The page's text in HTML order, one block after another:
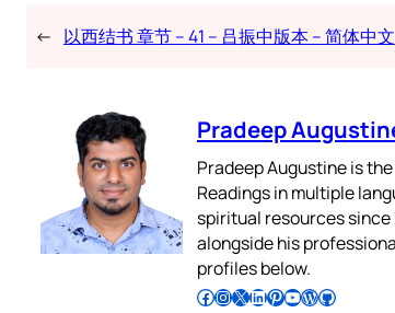
← 以西结书 章节 – 41 – 吕振中版本 – 简体中文
Pradeep
Pradeep Augustine is
Readings in multiple
spiritual resources since
alongside his
profiles below.
Follow Pradeep on Facebook Follow Pradeep on InstagramFollow Pradeep on X Follow Pradeep on LinkedIn Follow Pradeep on Pinterest Subscribe to Pradeep’s Youtube Channel Follow Pradeep on WordPress Follow Pradeep on GitHub